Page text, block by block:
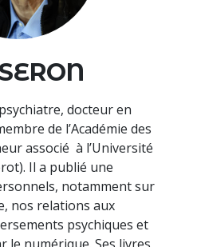
docteur en
de l’Académie des
associé à l’Université
Il a publié une
notamment sur
nos relations aux
psychiques et